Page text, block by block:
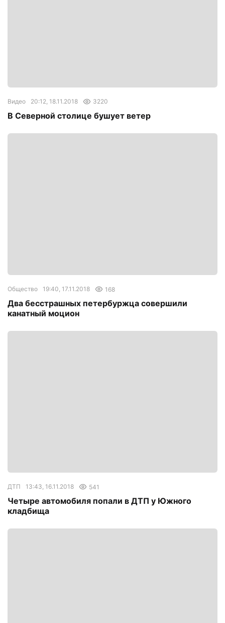
Видео 20:12, 18.11.2018 3220
В Северной столице бушует ветер
Общество 19:40, 17.11.2018 168
Два бесстрашных петербуржца совершили
канатный моцион
ДТП 13:43, 16.11.2018 541
Четыре автомобиля попали в ДТП у Южного
кладбища